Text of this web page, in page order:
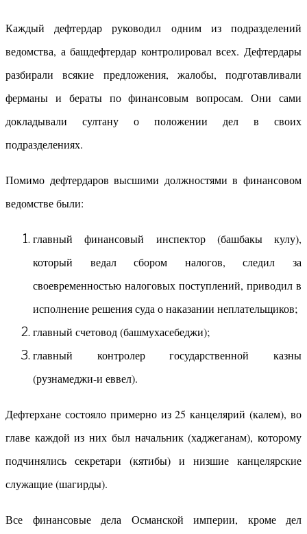
Каждый дефтердар руководил одним из подразделений
ведомства, а башдефтердар контролировал всех. Дефтердары
разбирали всякие предложения, жалобы, подготавливали
ферманы и бераты по финансовым вопросам. Они сами
докладывали султану о положении дел в своих
подразделениях.
Помимо дефтердаров высшими должностями в финансовом
ведомстве были:
главный финансовый инспектор (башбакы кулу),
который ведал сбором налогов, следил за
своевременностью налоговых поступлений, приводил в
исполнение решения суда о наказании неплательщиков;
главный счетовод (башмухасебеджи);
главный контролер государственной казны
(рузнамеджи-и еввел).
Дефтерхане состояло примерно из 25 канцелярий (калем), во
главе каждой из них был начальник (хаджеганам), которому
подчинялись секретари (кятибы) и низшие канцелярские
служащие (шагирды).
Все финансовые дела Османской империи, кроме дел